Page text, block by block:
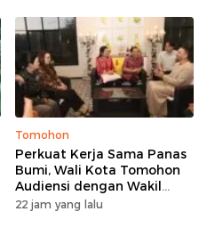
Tomohon
Perkuat Kerja Sama Panas
Bumi, Wali Kota Tomohon
Audiensi dengan Wakil
Dubes Selandia Baru
22 jam yang lalu